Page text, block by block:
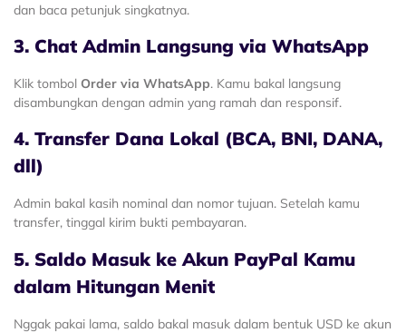
dan baca petunjuk singkatnya.
3. Chat Admin Langsung via WhatsApp
Klik tombol Order via WhatsApp. Kamu bakal langsung
disambungkan dengan admin yang ramah dan responsif.
4. Transfer Dana Lokal (BCA, BNI, DANA,
dll)
Admin bakal kasih nominal dan nomor tujuan. Setelah kamu
transfer, tinggal kirim bukti pembayaran.
5. Saldo Masuk ke Akun PayPal Kamu
dalam Hitungan Menit
Nggak pakai lama, saldo bakal masuk dalam bentuk USD ke akun